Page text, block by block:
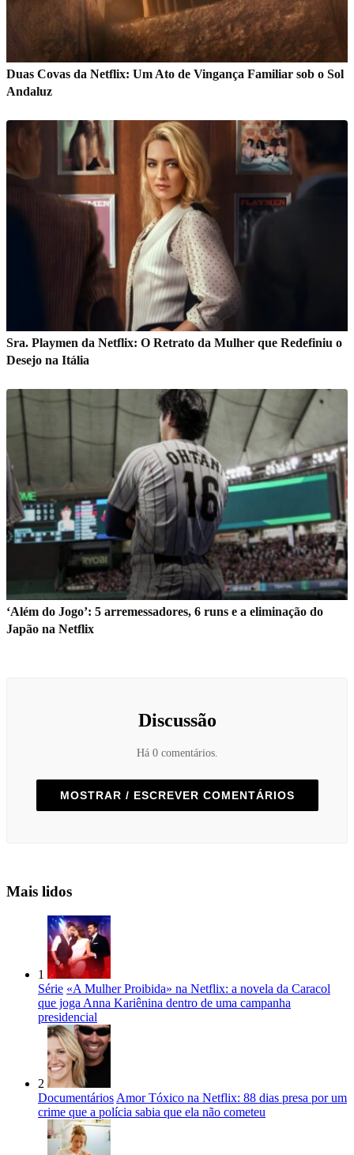
Duas Covas da Netflix: Um Ato de Vingança Familiar sob o Sol
Andaluz
Sra. Playmen da Netflix: O Retrato da Mulher que Redefiniu o
Desejo na Itália
‘Além do Jogo’: 5 arremessadores, 6 runs e a eliminação do
Japão na Netflix
Discussão
Há 0 comentários.
MOSTRAR / ESCREVER COMENTÁRIOS
Mais lidos
1
Série «A Mulher Proibida» na Netflix: a novela da Caracol
que joga Anna Kariênina dentro de uma campanha
presidencial
2
Documentários Amor Tóxico na Netflix: 88 dias presa por um
crime que a polícia sabia que ela não cometeu